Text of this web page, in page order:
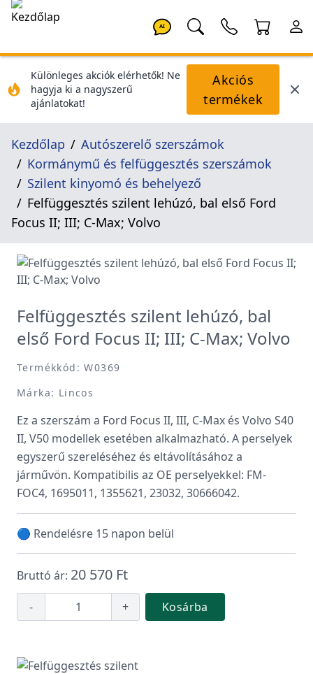
AI
Különleges akciók elérhetők! Ne
hagyja ki a nagyszerű
ajánlatokat!
Akciós
termékek
Kezdőlap
Autószerelő szerszámok
Kormánymű és felfüggesztés szerszámok
Szilent kinyomó és behelyező
Felfüggesztés szilent lehúzó, bal első Ford
Focus II; III; C-Max; Volvo
Felfüggesztés szilent lehúzó, bal
első Ford Focus II; III; C-Max; Volvo
Termékkód: W0369
Márka: Lincos
Ez a szerszám a Ford Focus II, III, C-Max és Volvo S40
II, V50 modellek esetében alkalmazható. A perselyek
egyszerű szereléséhez és eltávolításához a
járművön. Kompatibilis az OE perselyekkel: FM-
FOC4, 1695011, 1355621, 23032, 30666042.
🔵 Rendelésre 15 napon belül
Bruttó ár: 20 570 Ft
- + Kosárba